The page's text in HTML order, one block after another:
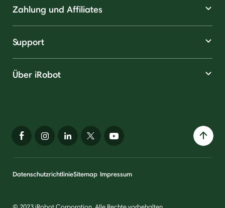
Zahlung und Affiliates
Support
Über iRobot
DatenschutzrichtlinieSitemap Impressum